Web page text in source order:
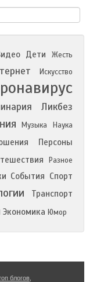
Дети
Жесть
Искусство
Ликбез
Музыка Наука
Персоны
Разное
События Спорт
Транспорт
Экономика Юмор
блогов